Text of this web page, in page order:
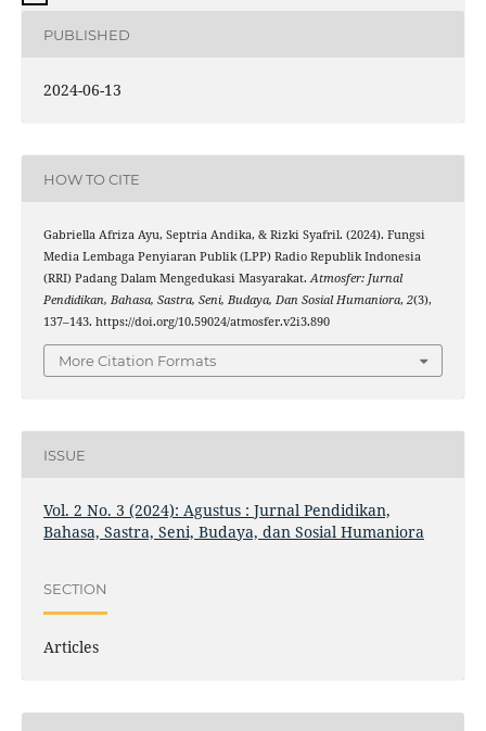
PUBLISHED
2024-06-13
HOW TO CITE
Gabriella Afriza Ayu, Septria Andika, & Rizki Syafril. (2024). Fungsi
Media Lembaga Penyiaran Publik (LPP) Radio Republik Indonesia
(RRI) Padang Dalam Mengedukasi Masyarakat.Atmosfer: Jurnal
Pendidikan, Bahasa, Sastra, Seni, Budaya, Dan Sosial Humaniora, 2(3),
137–143. https://doi.org/10.59024/atmosfer.v2i3.890
More Citation Formats
ISSUE
Vol. 2 No. 3 (2024): Agustus : Jurnal Pendidikan,
Bahasa, Sastra, Seni, Budaya, dan Sosial Humaniora
SECTION
Articles